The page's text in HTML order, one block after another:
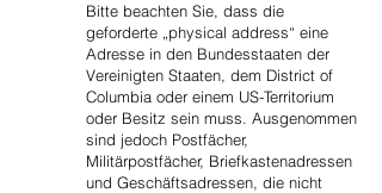
Bitte beachten Sie, dass die
geforderte „physical address“ eine
Adresse in den Bundesstaaten der
Vereinigten Staaten, dem District of
Columbia oder einem US-Territorium
oder Besitz sein muss. Ausgenommen
sind jedoch Postfächer,
Militärpostfächer, Briefkastenadressen
und Geschäftsadressen, die nicht